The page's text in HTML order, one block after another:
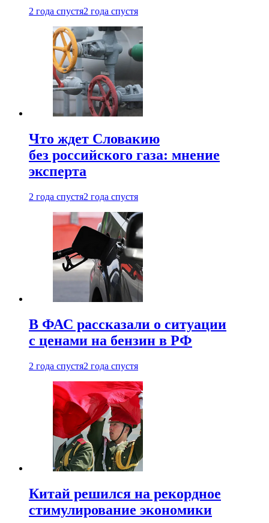
2 года спустя2 года спустя
Что ждет Словакию
без российского газа: мнение
эксперта
2 года спустя2 года спустя
В ФАС рассказали о ситуации
с ценами на бензин в РФ
2 года спустя2 года спустя
Китай решился на рекордное
стимулирование экономики